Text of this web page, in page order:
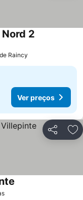
2
Raincy
Ver preços
Partilhar